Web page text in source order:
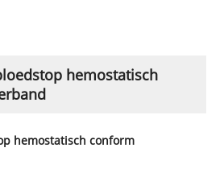
hemostatisch
hemostatisch conform